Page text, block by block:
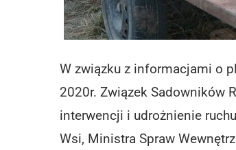
W związku z informacjami o
2020r. Związek Sadowników
interwencji i udrożnienie
Wsi, Ministra Spraw